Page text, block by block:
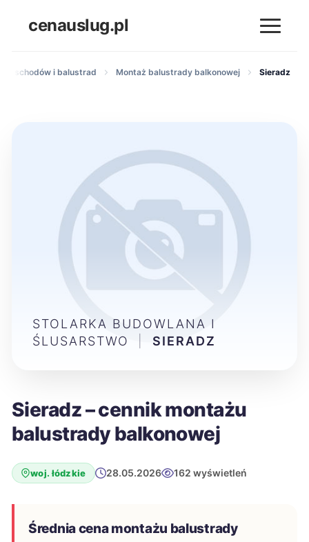
cenauslug.pl
schodów i balustrad Montaż balustrady balkonowej Sieradz
Sieradz – cennik montażu
balustrady balkonowej
woj. łódzkie 28.05.2026 162 wyświetleń
Średnia cena montażu balustrady
STOLARKA BUDOWLANA I
ŚLUSARSTWO
SIERADZ